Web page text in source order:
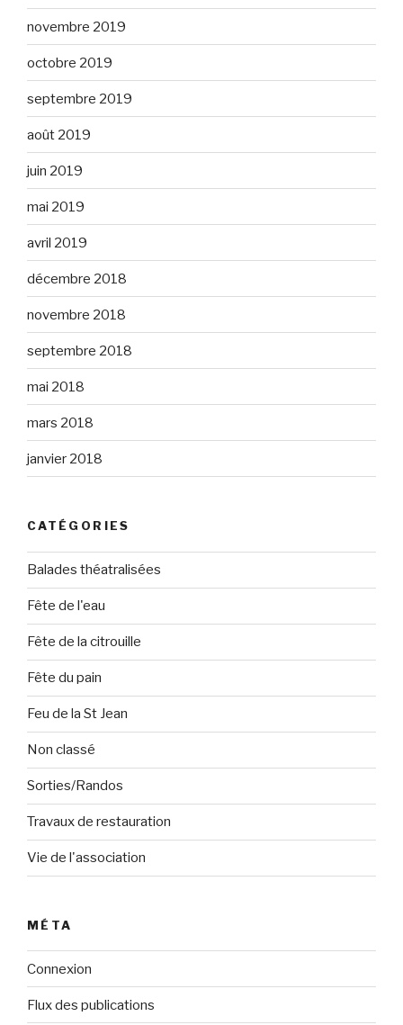
novembre 2019
octobre 2019
septembre 2019
août 2019
juin 2019
mai 2019
avril 2019
décembre 2018
novembre 2018
septembre 2018
mai 2018
mars 2018
janvier 2018
CATÉGORIES
Balades théatralisées
Fête de l'eau
Fête de la citrouille
Fête du pain
Feu de la St Jean
Non classé
Sorties/Randos
Travaux de restauration
Vie de l'association
MÉTA
Connexion
Flux des publications